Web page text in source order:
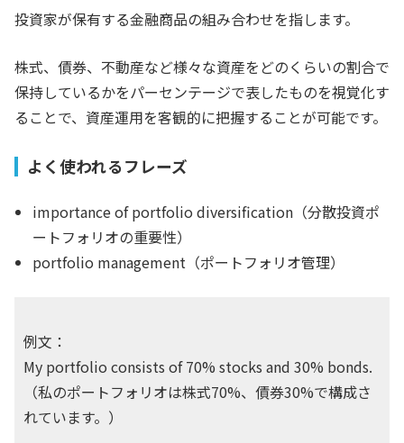
投資家が保有する金融商品の組み合わせを指します。
株式、債券、不動産など様々な資産をどのくらいの割合で
保持しているかをパーセンテージで表したものを視覚化す
ることで、資産運用を客観的に把握することが可能です。
よく使われるフレーズ
importance of portfolio diversification（分散投資ポ
ートフォリオの重要性）
portfolio management（ポートフォリオ管理）
例文：
My portfolio consists of 70% stocks and 30% bonds.
（私のポートフォリオは株式70%、債券30%で構成さ
れています。）